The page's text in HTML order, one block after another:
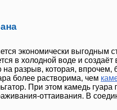
экономически выгодным
в холодной воде и
на разрыв, которая,
более растворима, чем
При этом камедь гуара
оттаивания. В